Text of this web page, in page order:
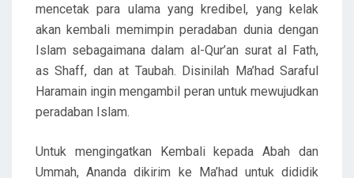
mencetak para ulama yang kredibel, yang kelak
akan kembali memimpin peradaban dunia dengan
Islam sebagaimana dalam al-Qur’an surat al Fath,
as Shaff, dan at Taubah. Disinilah Ma’had Saraful
Haramain ingin mengambil peran untuk mewujudkan
peradaban Islam.
Untuk mengingatkan Kembali kepada Abah dan
Ummah, Ananda dikirim ke Ma’had untuk dididik